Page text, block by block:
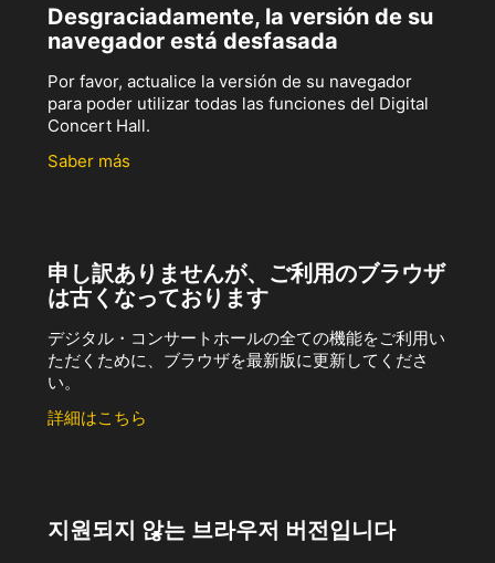
Desgraciadamente, la versión de su
navegador está desfasada
Por favor, actualice la versión de su navegador
para poder utilizar todas las funciones del Digital
Concert Hall.
Saber más
申し訳ありませんが、ご利用のブラウザ
は古くなっております
デジタル・コンサートホールの全ての機能をご利用い
ただくために、ブラウザを最新版に更新してくださ
い。
詳細はこちら
지원되지 않는 브라우저 버전입니다